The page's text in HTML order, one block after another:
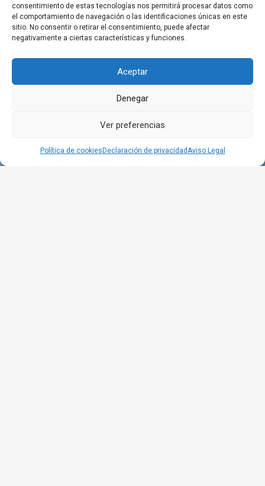
consentimiento de estas tecnologías nos permitirá procesar datos como
el comportamiento de navegación o las identificaciones únicas en este
sitio. No consentir o retirar el consentimiento, puede afectar
negativamente a ciertas características y funciones.
Aceptar
Denegar
Ver preferencias
Política de cookies Declaración de privacidadAviso Legal
¿Necesitas ayuda? Escríbenos